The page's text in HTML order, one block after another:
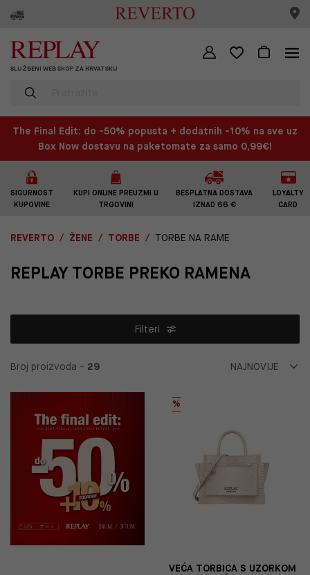
SLUŽBENI WEB SHOP ZA HRVATSKU
The Final Edit: do -50% popusta + dodatnih -10% na sve uz
Box Now dostavu na paketomate za samo 0,99€!
SIGURNOST
KUPOVINE
KUPI ONLINE PREUZMI U
TRGOVINI
BESPLATNA DOSTAVA
IZNAD 66 €
LOYALTY
CARD
REVERTO ŽENE TORBE TORBE NA RAME
REPLAY TORBE PREKO RAMENA
Filteri
Broj proizvoda - 29
%
VEĆA TORBICA S UZORKOM